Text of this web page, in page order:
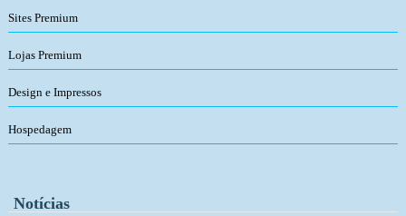
Sites Premium
Lojas Premium
Design e Impressos
Hospedagem
Notícias